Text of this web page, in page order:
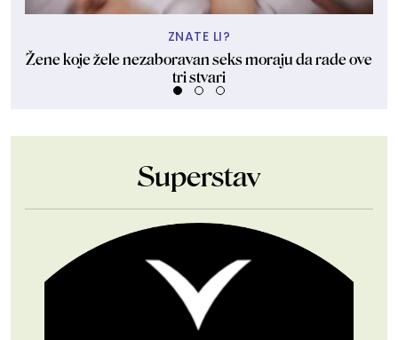
ZNATE LI?
Žene koje žele nezaboravan seks moraju da rade ove
tri stvari
Superstav